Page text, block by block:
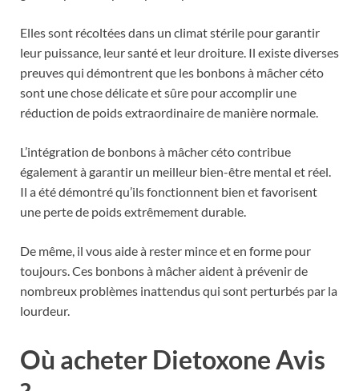
Elles sont récoltées dans un climat stérile pour garantir
leur puissance, leur santé et leur droiture. Il existe diverses
preuves qui démontrent que les bonbons à mâcher céto
sont une chose délicate et sûre pour accomplir une
réduction de poids extraordinaire de manière normale.
L’intégration de bonbons à mâcher céto contribue
également à garantir un meilleur bien-être mental et réel.
Il a été démontré qu’ils fonctionnent bien et favorisent
une perte de poids extrêmement durable.
De même, il vous aide à rester mince et en forme pour
toujours. Ces bonbons à mâcher aident à prévenir de
nombreux problèmes inattendus qui sont perturbés par la
lourdeur.
Où acheter Dietoxone Avis